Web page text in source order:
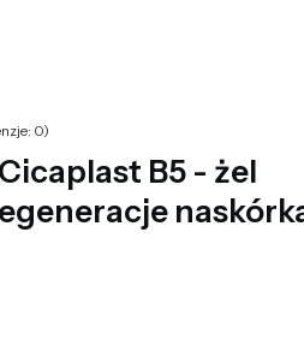
0)
B5 - żel